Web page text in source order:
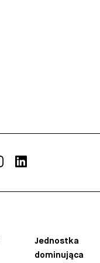
Jednostka
dominująca